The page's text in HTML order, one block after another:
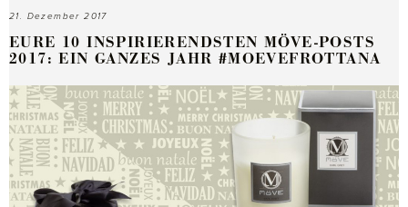
21. Dezember 2017
EURE 10 INSPIRIERENDSTEN MÖVE-POSTS
2017: EIN GANZES JAHR #MOEVEFROTTANA